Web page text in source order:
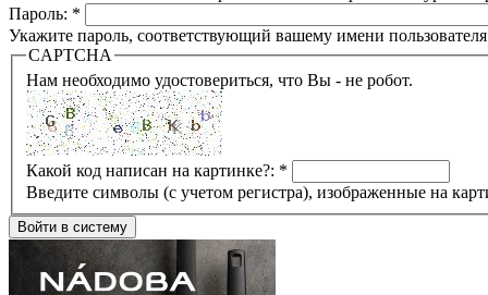
Пароль: *
Укажите пароль, соответствующий вашему имени
CAPTCHA
Нам необходимо удостовериться, что Вы - не робот.
Какой код написан на картинке?: *
Введите символы (с учетом регистра), изображенные на